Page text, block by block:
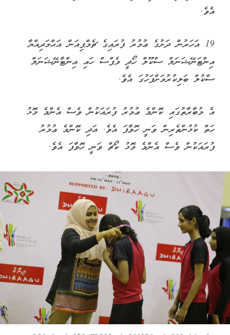
އެވެ.
19 އަހަރުން ދަށުގެ ޢުމުރު ފުރައިގެ ޗެމްޕިއަން އަޙްމަދިއްޔާ
އިންޓަނޭޝަނަލް ސްކޫލް ހޯދީ މެޕްސް ހައި އިންޓާނޭޝަނަލް
ސްކުލް ބަލިކުރުމަށްފަހުގަ އެވެ.
އެ މުބާރާތުގައި ކޮންމެ ޢުމުރު ފުރައަކުން ވެސް އެންމެ މޮޅު
ހަތް ކުޅުންތެރިން ވަނީ ހޮވާފަ އެވެ. އަދި ކޮންމެ ޢުމުރު
ފުރައަކުން ވެސް އެންމެ މޮޅު ކޯޗް ވަނީ ހޮވާފަ އެވެ.